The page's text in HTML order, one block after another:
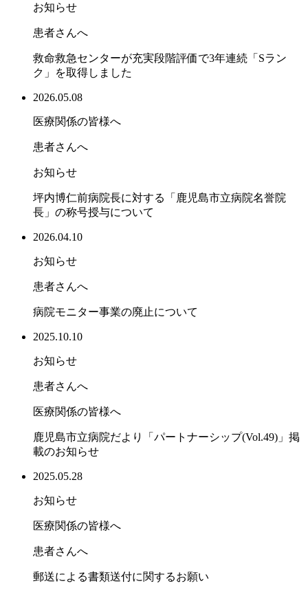
お知らせ
患者さんへ
救命救急センターが充実段階評価で3年連続「Sラン
ク」を取得しました
2026.05.08
医療関係の皆様へ
患者さんへ
お知らせ
坪内博仁前病院長に対する「鹿児島市立病院名誉院
長」の称号授与について
2026.04.10
お知らせ
患者さんへ
病院モニター事業の廃止について
2025.10.10
お知らせ
患者さんへ
医療関係の皆様へ
鹿児島市立病院だより「パートナーシップ(Vol.49)」掲
載のお知らせ
2025.05.28
お知らせ
医療関係の皆様へ
患者さんへ
郵送による書類送付に関するお願い